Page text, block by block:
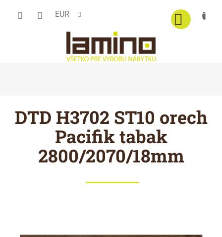
EUR
DTD H3702 ST10 orech
Pacifik tabak
2800/2070/18mm